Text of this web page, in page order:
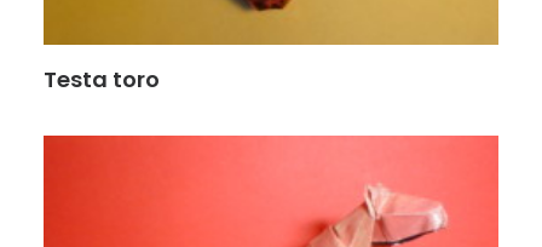
Testa toro